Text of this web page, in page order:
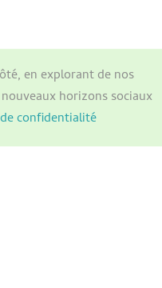
en explorant de nos
horizons sociaux
confidentialité